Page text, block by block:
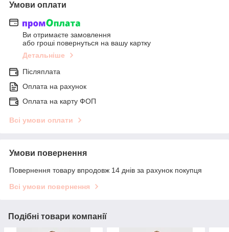
Умови оплати
Ви отримаєте замовлення
або гроші повернуться на вашу картку
Детальніше
Післяплата
Оплата на рахунок
Оплата на карту ФОП
Всі умови оплати
Умови повернення
Повернення товару впродовж 14 днів за рахунок покупця
Всі умови повернення
Подібні товари компанії